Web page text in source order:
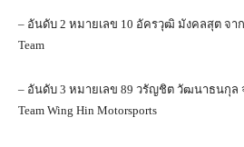
– อันดับ 2 หมายเลข 10 อัครวุฒิ มังคลสุต จาก
Team
– อันดับ 3 หมายเลข 89 วรัญชิต วัฒนาธนกุล
Team Wing Hin Motorsports